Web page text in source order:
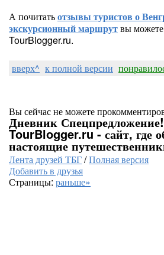
А почитатьотзывы туристов о
экскурсионный маршрутвы
TourBlogger.ru.
вверх^ к полной версии
Вы сейчас не можете
Дневник
TourBlogger.ru - сайт, где
настоящие
Лента друзей ТБГ/Полная версия
Добавить в друзья
Страницы: раньше»